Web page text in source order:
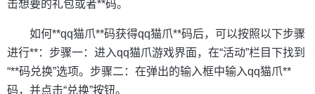
击想要的礼包或者**码。
如何**qq猫爪**码获得qq猫爪**码后，可以按照以下步骤
进行**：步骤一：进入qq猫爪游戏界面，在“活动”栏目下找到
“**码兑换”选项。步骤二：在弹出的输入框中输入qq猫爪**
码，并点击“兑换”按钮。